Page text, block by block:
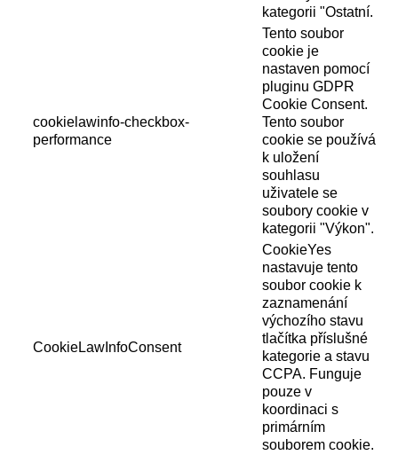
kategorii "Ostatní.
cookielawinfo-checkbox-
performance
Tento soubor
cookie je
nastaven pomocí
pluginu GDPR
Cookie Consent.
Tento soubor
cookie se používá
k uložení
souhlasu
uživatele se
soubory cookie v
kategorii "Výkon".
CookieLawInfoConsent
CookieYes
nastavuje tento
soubor cookie k
zaznamenání
výchozího stavu
tlačítka příslušné
kategorie a stavu
CCPA. Funguje
pouze v
koordinaci s
primárním
souborem cookie.